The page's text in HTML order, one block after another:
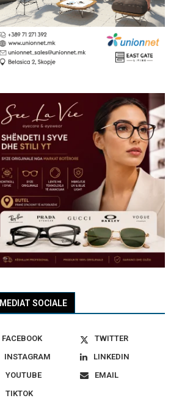
MEDIAT SOCIALE
FACEBOOK
TWITTER
INSTAGRAM
LINKEDIN
YOUTUBE
EMAIL
TIKTOK